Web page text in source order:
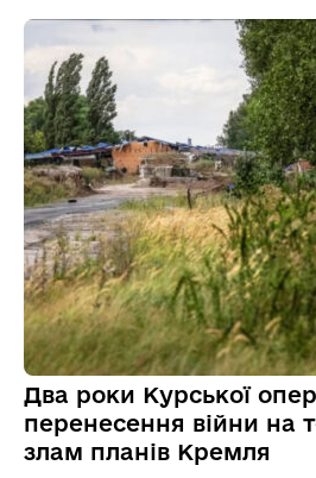
Два роки Курської
перенесення війни на
злам планів Кремля